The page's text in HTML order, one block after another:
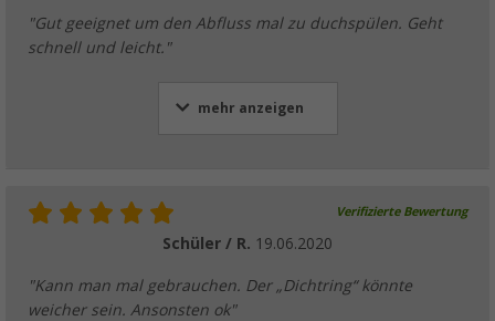
"Gut geeignet um den Abfluss mal zu duchspülen. Geht
schnell und leicht."
mehr anzeigen
Verifizierte Bewertung
Schüler / R. 19.06.2020
"Kann man mal gebrauchen. Der „Dichtring“ könnte
weicher sein. Ansonsten ok"